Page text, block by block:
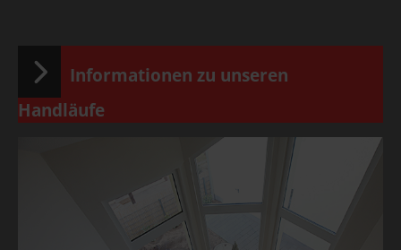
Informationen zu unseren
Handläufe